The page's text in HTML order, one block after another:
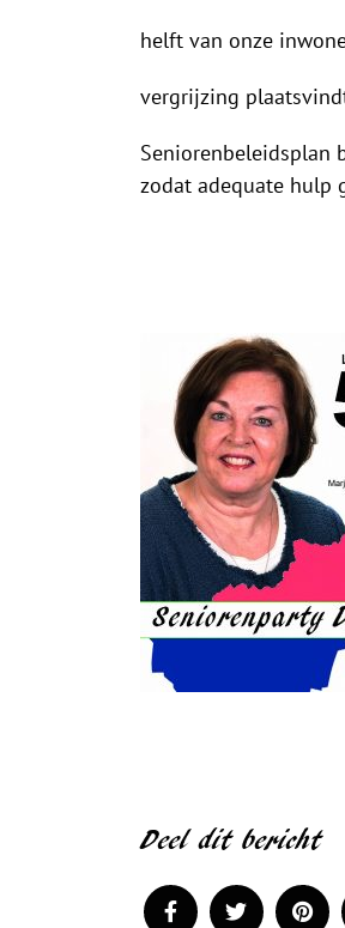
helft van onze
vergrijzing
Seniorenbeleidsplan
zodat adequate hulp
Deel dit bericht